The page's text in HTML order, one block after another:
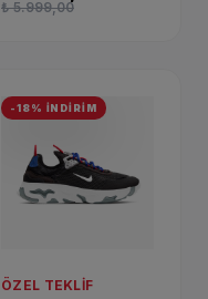
₺ 5.999,00
-18% İNDİRİM
ÖZEL TEKLIF